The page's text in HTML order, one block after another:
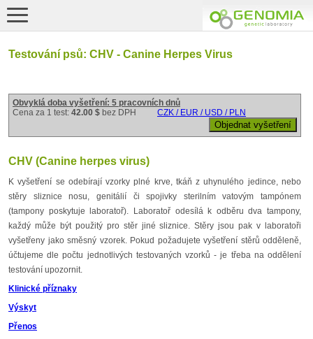
Testování psů: CHV - Canine Herpes Virus
Obvyklá doba vyšetření: 5 pracovních dnů
Cena za 1 test: 42.00 $ bez DPH CZK / EUR / USD / PLN
CHV (Canine herpes virus)
K vyšetření se odebírají vzorky plné krve, tkáň z uhynulého jedince, nebo
stěry sliznice nosu, genitálií či spojivky sterilním vatovým tampónem
(tampony poskytuje laboratoř). Laboratoř odesílá k odběru dva tampony,
každý může být použitý pro stěr jiné sliznice. Stěry jsou pak v laboratoři
vyšetřeny jako směsný vzorek. Pokud požadujete vyšetření stěrů odděleně,
účtujeme dle počtu jednotlivých testovaných vzorků - je třeba na oddělení
testování upozornit.
Klinické příznaky
Výskyt
Přenos